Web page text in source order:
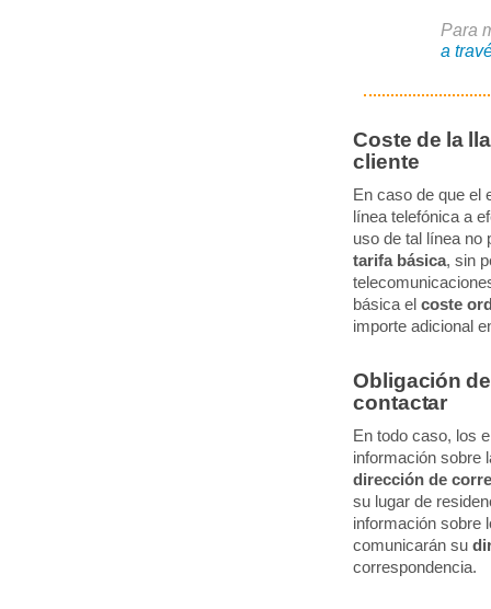
Para
a
Coste de la
cliente
En caso de que el
línea telefónica a
uso de tal línea no
tarifa básica, sin
básica elcoste
importe adicional
Obligación
contactar
En todo caso, los
información sobre
dirección de
su lugar de
información sobre
comunicarán su
correspondencia.